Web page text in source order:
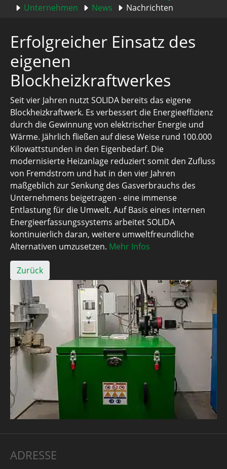
Unternehmen
News Nachrichten
Erfolgreicher Einsatz des
eigenen
Blockheizkraftwerkes
Seit vier Jahren nutzt SOLIDA bereits das eigene
Blockheizkraftwerk. Es verbessert die Energieeffizienz
durch die Gewinnung von elektrischer Energie und
Wärme. Jährlich fließen auf diese Weise rund 100.000
Kilowattstunden in den Eigenbedarf. Die
modernisierte Heizanlage reduziert somit den Zufluss
von Fremdstrom und hat in den vier Jahren
maßgeblich zur Senkung des Gasverbrauchs des
Unternehmens beigetragen - eine immense
Entlastung für die Umwelt. Auf Basis eines internen
Energieerfassungssystems arbeitet SOLIDA
kontinuierlich daran, weitere umweltfreundliche
Alternativen umzusetzen. Mehr Infos
Zurück
ADRESSE